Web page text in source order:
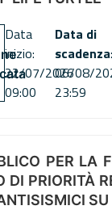
Data
inizio:
22/07/2026
09:00
Data di
scadenza:
06/08/
23:59
PER LA
DI PRIORITÀ